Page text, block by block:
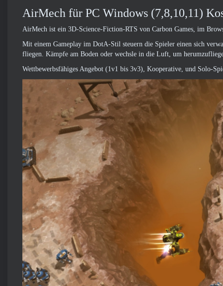
AirMech für PC Windows (7,8,10,11)
AirMech ist ein 3D-Science-Fiction-RTS von Carbon Games, im
Mit einem Gameplay im DotA-Stil steuern die Spieler einen sich
fliegen. Kämpfe am Boden oder wechsle in die Luft, um
Wettbewerbsfähiges Angebot (1v1 bis 3v3), Kooperative, und Solo-